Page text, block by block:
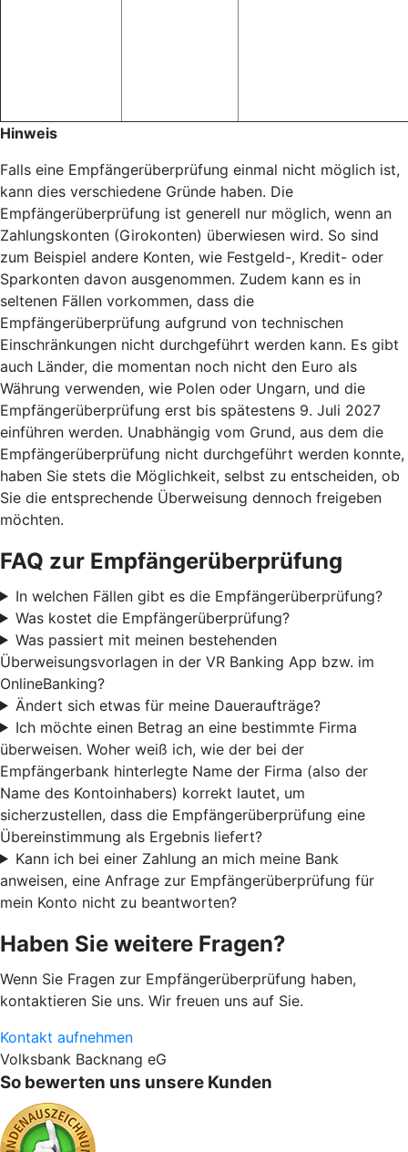
Hinweis
Falls eine Empfängerüberprüfung einmal nicht möglich ist,
kann dies verschiedene Gründe haben. Die
Empfängerüberprüfung ist generell nur möglich, wenn an
Zahlungskonten (Girokonten) überwiesen wird. So sind
zum Beispiel andere Konten, wie Festgeld-, Kredit- oder
Sparkonten davon ausgenommen. Zudem kann es in
seltenen Fällen vorkommen, dass die
Empfängerüberprüfung aufgrund von technischen
Einschränkungen nicht durchgeführt werden kann. Es gibt
auch Länder, die momentan noch nicht den Euro als
Währung verwenden, wie Polen oder Ungarn, und die
Empfängerüberprüfung erst bis spätestens 9. Juli 2027
einführen werden. Unabhängig vom Grund, aus dem die
Empfängerüberprüfung nicht durchgeführt werden konnte,
haben Sie stets die Möglichkeit, selbst zu entscheiden, ob
Sie die entsprechende Überweisung dennoch freigeben
möchten.
FAQ zur Empfängerüberprüfung
In welchen Fällen gibt es die Empfängerüberprüfung?
Was kostet die Empfängerüberprüfung?
Was passiert mit meinen bestehenden
Überweisungsvorlagen in der VR Banking App bzw. im
OnlineBanking?
Ändert sich etwas für meine Daueraufträge?
Ich möchte einen Betrag an eine bestimmte Firma
überweisen. Woher weiß ich, wie der bei der
Empfängerbank hinterlegte Name der Firma (also der
Name des Kontoinhabers) korrekt lautet, um
sicherzustellen, dass die Empfängerüberprüfung eine
Übereinstimmung als Ergebnis liefert?
Kann ich bei einer Zahlung an mich meine Bank
anweisen, eine Anfrage zur Empfängerüberprüfung für
mein Konto nicht zu beantworten?
Haben Sie weitere Fragen?
Wenn Sie Fragen zur Empfängerüberprüfung haben,
kontaktieren Sie uns. Wir freuen uns auf Sie.
Kontakt aufnehmen
Volksbank Backnang eG
So bewerten uns unsere Kunden